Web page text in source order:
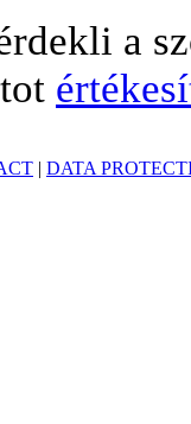
a
| DATA